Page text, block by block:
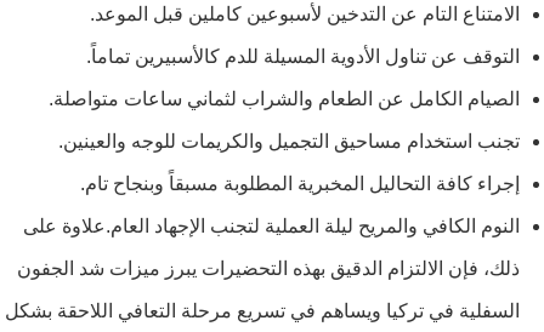
الامتناع التام عن التدخين لأسبوعين كاملين قبل الموعد.
التوقف عن تناول الأدوية المسيلة للدم كالأسبيرين تماماً.
الصيام الكامل عن الطعام والشراب لثماني ساعات متواصلة.
تجنب استخدام مساحيق التجميل والكريمات للوجه والعينين.
إجراء كافة التحاليل المخبرية المطلوبة مسبقاً وبنجاح تام.
النوم الكافي والمريح ليلة العملية لتجنب الإجهاد العام.علاوة على
ذلك، فإن الالتزام الدقيق بهذه التحضيرات يبرز ميزات شد الجفون
السفلية في تركيا ويساهم في تسريع مرحلة التعافي اللاحقة بشكل